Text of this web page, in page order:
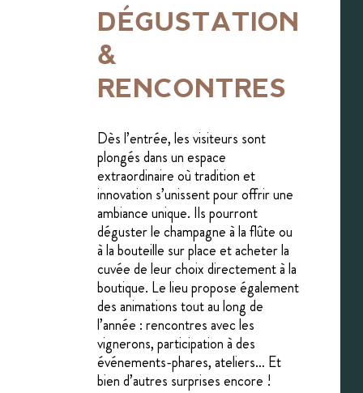
DÉGUSTATION
&
RENCONTRES
Dès l’entrée, les visiteurs sont
plongés dans un espace
extraordinaire où tradition et
innovation s’unissent pour offrir une
ambiance unique. Ils pourront
déguster le champagne à la flûte ou
à la bouteille sur place et acheter la
cuvée de leur choix directement à la
boutique. Le lieu propose également
des animations tout au long de
l’année : rencontres avec les
vignerons, participation à des
événements-phares, ateliers… Et
bien d’autres surprises encore !